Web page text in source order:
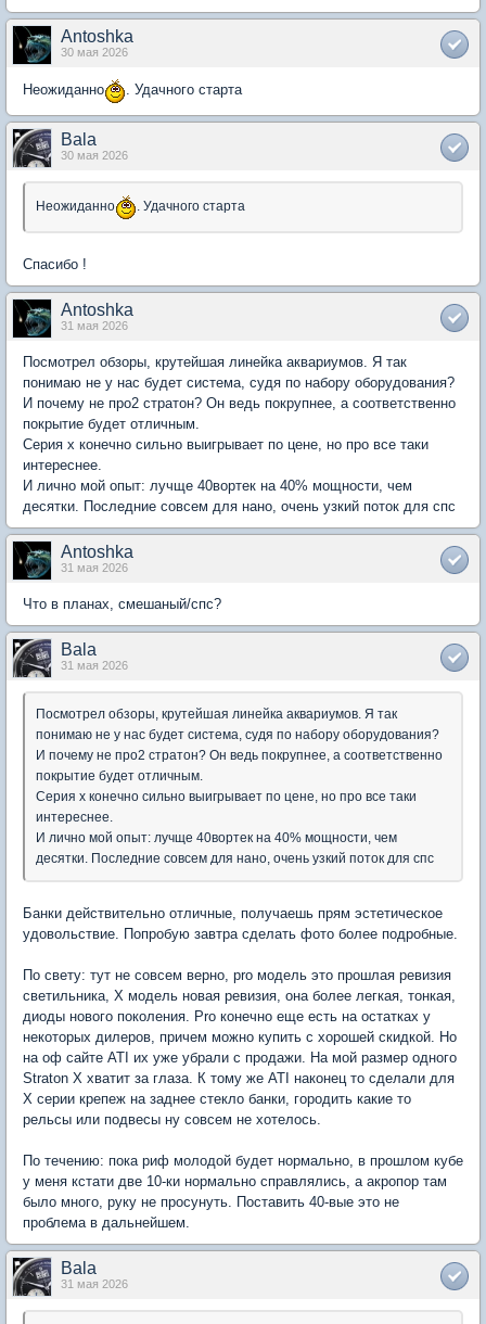
Antoshka
30 мая 2026
Неожиданно . Удачного старта
Bala
30 мая 2026
Неожиданно . Удачного старта
Спасибо !
Antoshka
31 мая 2026
Посмотрел обзоры, крутейшая линейка аквариумов. Я так
понимаю не у нас будет система, судя по набору оборудования?
И почему не про2 стратон? Он ведь покрупнее, а соответственно
покрытие будет отличным.
Серия х конечно сильно выигрывает по цене, но про все таки
интереснее.
И лично мой опыт: лучще 40вортек на 40% мощности, чем
десятки. Последние совсем для нано, очень узкий поток для спс
Antoshka
31 мая 2026
Что в планах, смешаный/спс?
Bala
31 мая 2026
Посмотрел обзоры, крутейшая линейка аквариумов. Я так
понимаю не у нас будет система, судя по набору оборудования?
И почему не про2 стратон? Он ведь покрупнее, а соответственно
покрытие будет отличным.
Серия х конечно сильно выигрывает по цене, но про все таки
интереснее.
И лично мой опыт: лучще 40вортек на 40% мощности, чем
десятки. Последние совсем для нано, очень узкий поток для спс
Банки действительно отличные, получаешь прям эстетическое
удовольствие. Попробую завтра сделать фото более подробные.
По свету: тут не совсем верно, pro модель это прошлая ревизия
светильника, X модель новая ревизия, она более легкая, тонкая,
диоды нового поколения. Pro конечно еще есть на остатках у
некоторых дилеров, причем можно купить с хорошей скидкой. Но
на оф сайте ATI их уже убрали с продажи. На мой размер одного
Straton X хватит за глаза. К тому же ATI наконец то сделали для
X серии крепеж на заднее стекло банки, городить какие то
рельсы или подвесы ну совсем не хотелось.
По течению: пока риф молодой будет нормально, в прошлом кубе
у меня кстати две 10-ки нормально справлялись, а акропор там
было много, руку не просунуть. Поставить 40-вые это не
проблема в дальнейшем.
Bala
31 мая 2026